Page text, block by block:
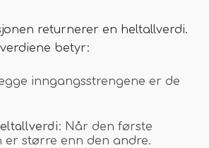
returnerer en heltallverdi.
betyr:
inngangsstrengene er de
: Når den første
er større enn den andre.